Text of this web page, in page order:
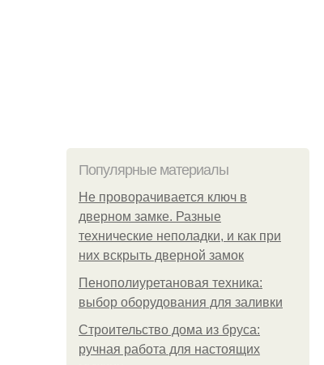
Популярные материалы
Не проворачивается ключ в
дверном замке. Разные
технические неполадки, и как при
них вскрыть дверной замок
Пенополиуретановая техника:
выбор оборудования для заливки
Строительство дома из бруса:
ручная работа для настоящих